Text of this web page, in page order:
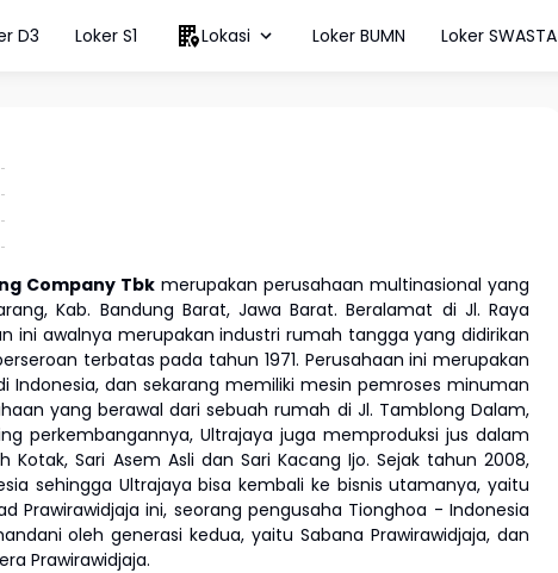
D3 Loker S1 Lokasi Loker BUMN Loker SWASTA
Company Tbk merupakan perusahaan multinasional yang
Kab. Bandung Barat, Jawa Barat. Beralamat di Jl. Raya
ini awalnya merupakan industri rumah tangga yang didirikan
terbatas pada tahun 1971. Perusahaan ini merupakan
dan sekarang memiliki mesin pemroses minuman
yang berawal dari sebuah rumah di Jl. Tamblong Dalam,
perkembangannya, Ultrajaya juga memproduksi jus dalam
Sari Asem Asli dan Sari Kacang Ijo. Sejak tahun 2008,
sehingga Ultrajaya bisa kembali ke bisnis utamanya, yaitu
Prawirawidjaja ini, seorang pengusaha Tionghoa - Indonesia
oleh generasi kedua, yaitu Sabana Prawirawidjaja, dan
Prawirawidjaja.